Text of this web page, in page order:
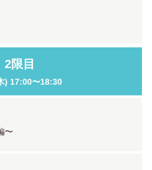
2限目
) 17:00〜18:30
〜